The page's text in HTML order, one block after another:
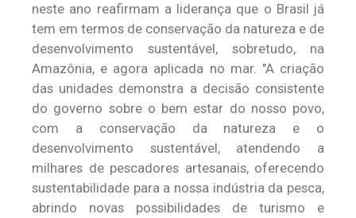
neste ano reafirmam a liderança que o Brasil já
tem em termos de conservação da natureza e de
desenvolvimento sustentável, sobretudo, na
Amazônia, e agora aplicada no mar. "A criação
das unidades demonstra a decisão consistente
do governo sobre o bem estar do nosso povo,
com a conservação da natureza e o
desenvolvimento sustentável, atendendo a
milhares de pescadores artesanais, oferecendo
sustentabilidade para a nossa indústria da pesca,
abrindo novas possibilidades de turismo e